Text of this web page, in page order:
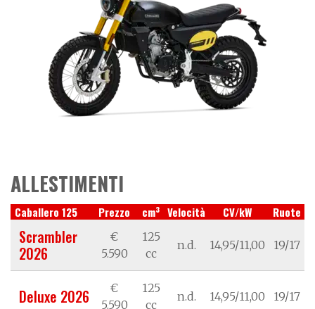
ALLESTIMENTI
Caballero 125 Prezzo cm3 Velocità CV/kW Ruote
Scrambler
2026
€
5.590
125
cc
n.d. 14,95/11,00 19/17
Deluxe 2026
€
5.590
125
cc
n.d. 14,95/11,00 19/17